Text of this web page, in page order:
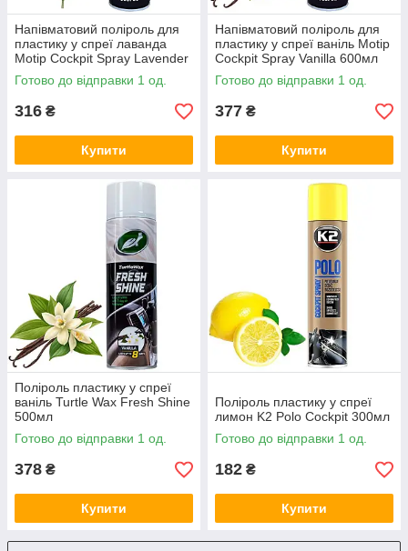
Напівматовий поліроль для
пластику у спреї лаванда
Motip Cockpit Spray Lavender
600мл
Готово до відправки 1 од.
316 ₴
Купити
Напівматовий поліроль для
пластику у спреї ваніль Motip
Cockpit Spray Vanilla 600мл
Готово до відправки 1 од.
377 ₴
Купити
Поліроль пластику у спреї
ваніль Turtle Wax Fresh Shine
500мл
Готово до відправки 1 од.
378 ₴
Купити
Поліроль пластику у спреї
лимон K2 Polo Cockpit 300мл
Готово до відправки 1 од.
182 ₴
Купити